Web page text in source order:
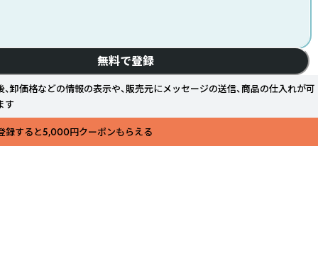
無料で登録
、卸価格などの情報の表示や、販売元にメッセージの送信、商品の仕入れが可
す
登録すると5,000円クーポンもらえる